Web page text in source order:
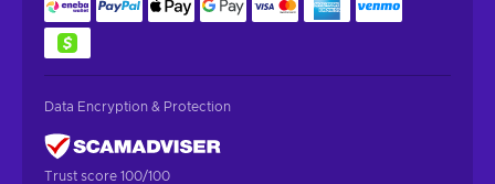
Data Encryption & Protection
Trust score 100/100